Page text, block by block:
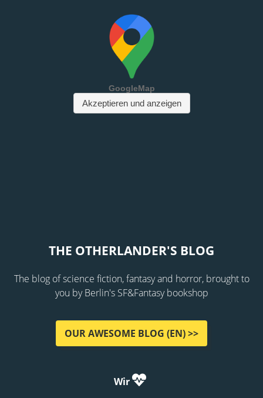
THE OTHERLANDER'S BLOG
The blog of science fiction, fantasy and horror, brought to
you by Berlin's SF&Fantasy bookshop
OUR AWESOME BLOG (EN) >>
Wir